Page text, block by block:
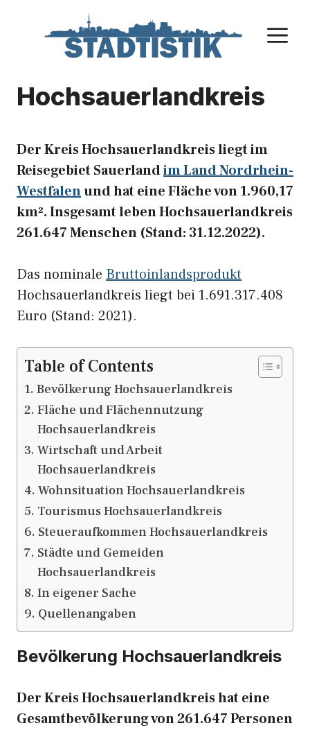
Hochsauerlandkreis
Der Kreis Hochsauerlandkreis liegt im
Reisegebiet Sauerlandim Land Nordrhein-
Westfalenund hat eine Fläche von 1.960,17
km². Insgesamt leben Hochsauerlandkreis
261.647 Menschen (Stand: 31.12.2022).
Das nominale Bruttoinlandsprodukt
Hochsauerlandkreis liegt bei 1.691.317.408
Euro (Stand: 2021).
Table of Contents
Bevölkerung Hochsauerlandkreis
Fläche und Flächennutzung
Hochsauerlandkreis
Wirtschaft und Arbeit
Hochsauerlandkreis
Wohnsituation Hochsauerlandkreis
Tourismus Hochsauerlandkreis
Steueraufkommen Hochsauerlandkreis
Städte und Gemeiden
Hochsauerlandkreis
In eigener Sache
Quellenangaben
Bevölkerung Hochsauerlandkreis
Der Kreis Hochsauerlandkreis hat eine
Gesamtbevölkerung von 261.647 Personen